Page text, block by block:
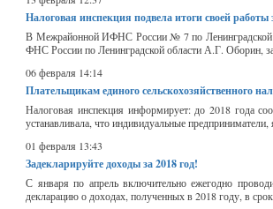
Налоговая инспекция подвела итоги своей работы
В Межрайонной ИФНС России № 7 по Ленинградской
ФНС России по Ленинградской области А.Г. Оборин,
06 февраля 14:14
Плательщикам единого сельскохозяйственного
Налоговая инспекция информирует: до 2018 года
устанавливала, что индивидуальные
01 февраля 13:43
Задекларируйте доходы за 2018 год!
С января по апрель включительно ежегодно
декларацию о доходах, полученных в 2018 году, в